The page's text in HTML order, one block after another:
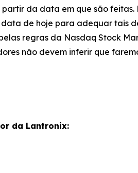
partir da data em que são
de hoje para adequar tais
regras da Nasdaq Stock
não devem inferir que
da Lantronix: